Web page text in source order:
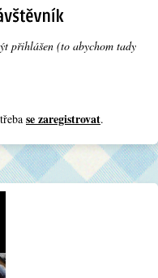
přihlášen (to abychom tady
se zaregistrovat.